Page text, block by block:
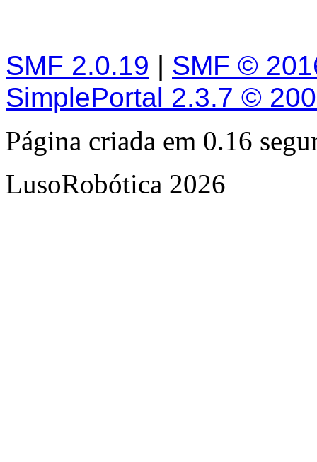
SMF 2.0.19 | SMF ©
SimplePortal 2.3.7 ©
Página criada em 0.16
LusoRobótica 2026